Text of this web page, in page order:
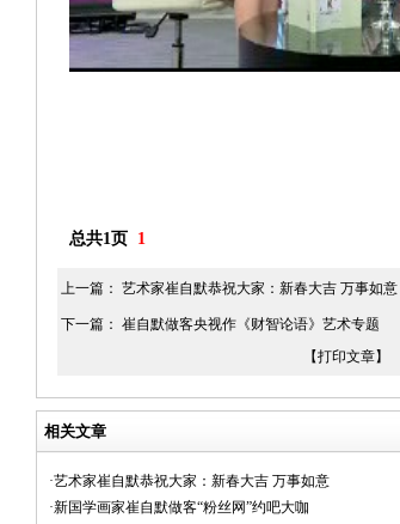
总共1页 1
上一篇： 艺术家崔自默恭祝大家：新春大吉 万事如意
下一篇： 崔自默做客央视作《财智论语》艺术专题
【打印文章】
相关文章
·艺术家崔自默恭祝大家：新春大吉 万事如意
·新国学画家崔自默做客“粉丝网”约吧大咖